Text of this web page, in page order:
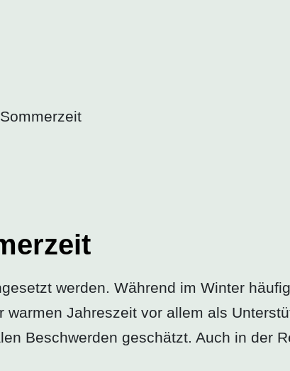
werden. Während im Winter
Jahreszeit vor allem als
Beschwerden geschätzt. Auch in der